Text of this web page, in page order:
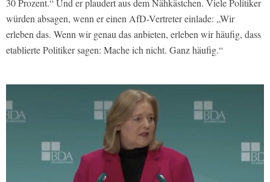
würden absagen, wenn er einen AfD-Vertreter einlade: „Wir
erleben das. Wenn wir genau das anbieten, erleben wir häufig, dass
etablierte Politiker sagen: Mache ich nicht. Ganz häufig.“